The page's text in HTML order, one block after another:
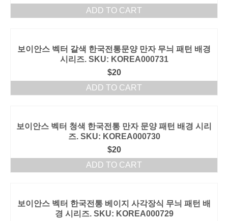
ADD TO CART
보이안스 벡터 갈색 한국전통문양 만자 무늬 패턴 배경
시리즈. SKU: KOREA000731
$20
ADD TO CART
보이안스 벡터 청색 한국전통 만자 문양 패턴 배경 시리
즈. SKU: KOREA000730
$20
ADD TO CART
보이안스 벡터 한국전통 베이지 사각장식 무늬 패턴 배
경 시리즈. SKU: KOREA000729